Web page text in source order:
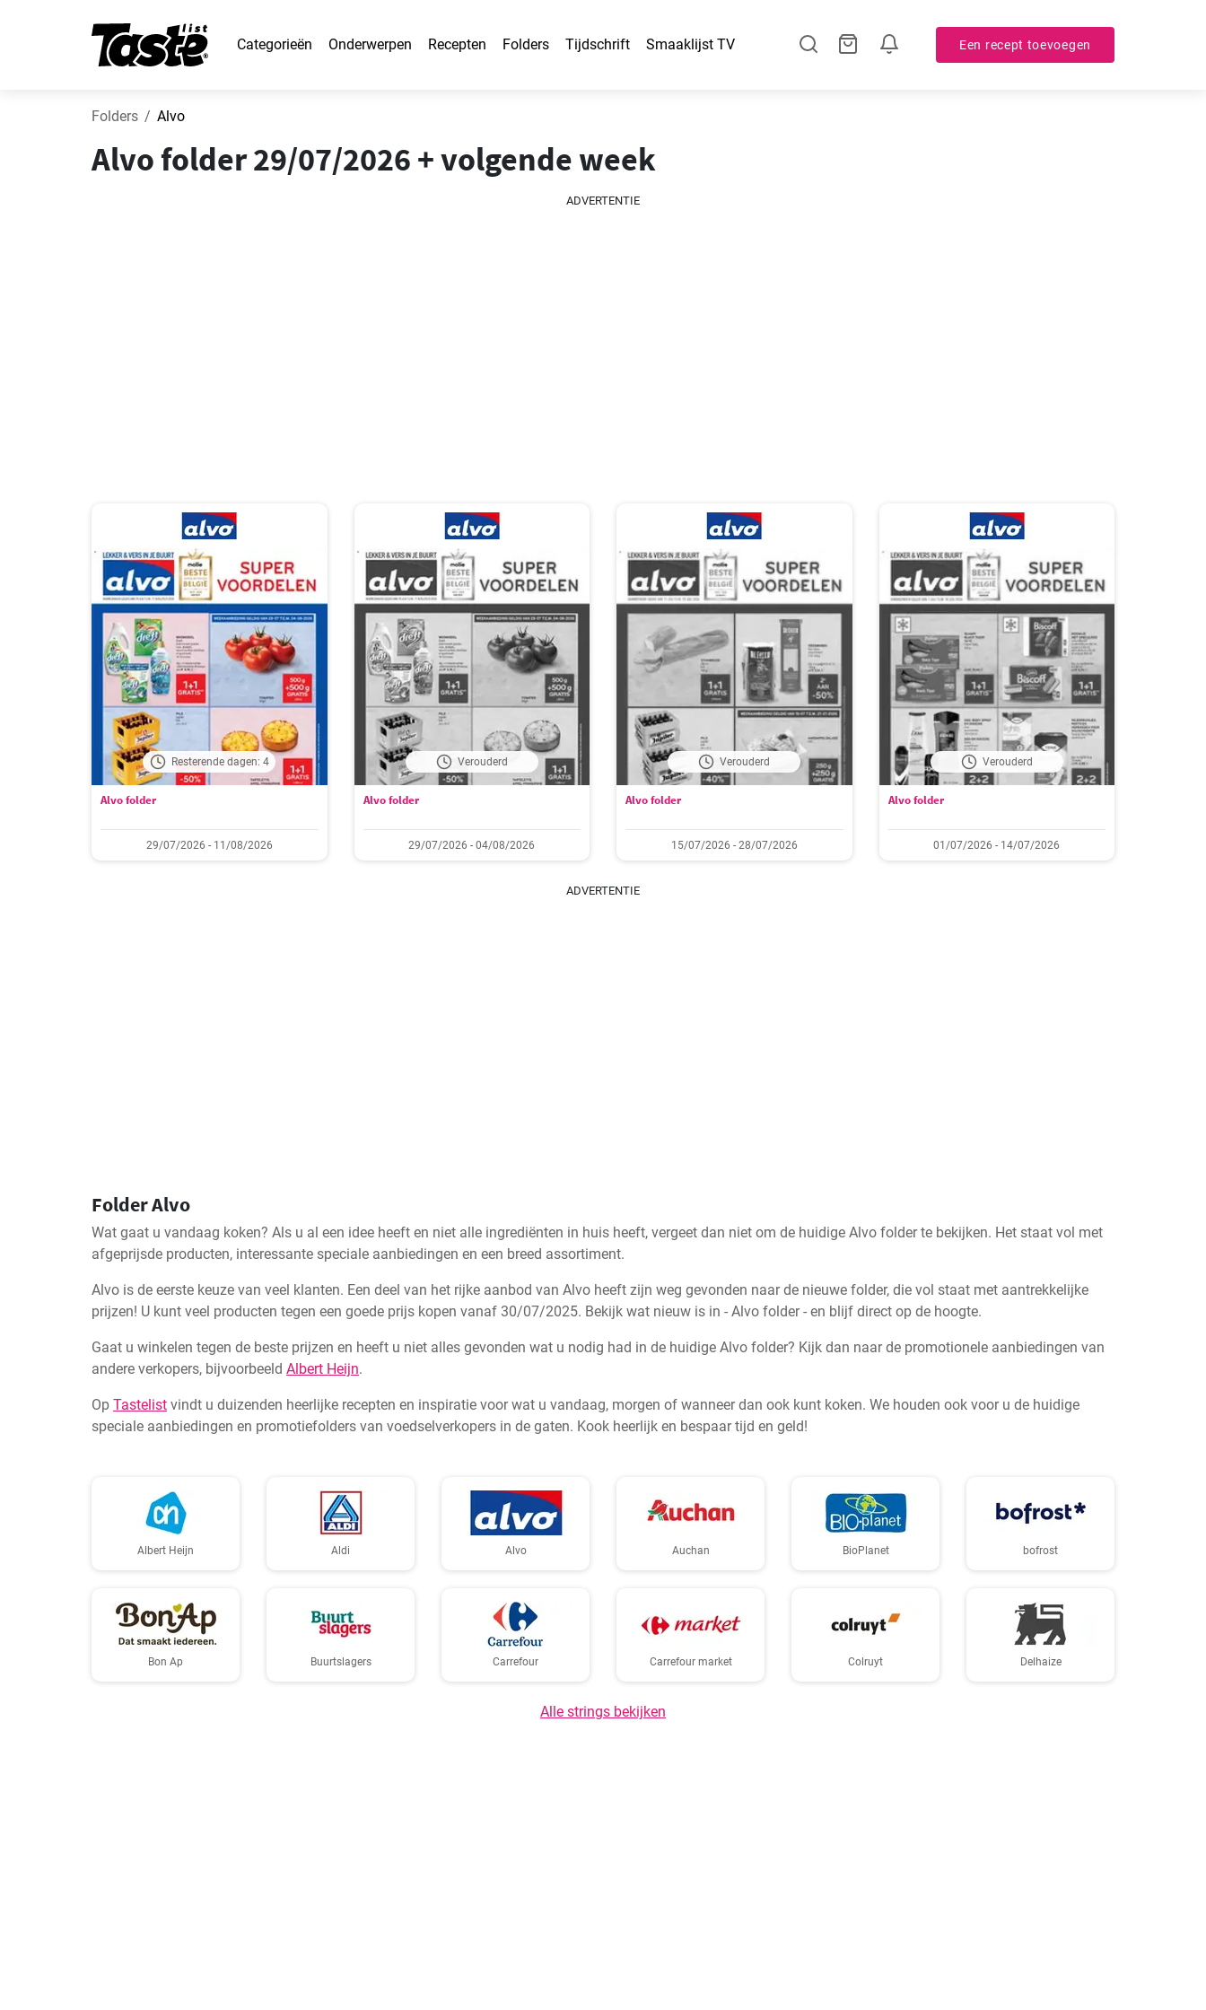
Categorieën Onderwerpen Recepten Folders Tijdschrift Smaaklijst TV Een recept toevoegen
Folders Alvo
Alvo folder 29/07/2026 + volgende week
ADVERTENTIE
Resterende dagen: 4
Alvo folder
29/07/2026 - 11/08/2026
Verouderd
Alvo folder
29/07/2026 - 04/08/2026
Verouderd
Alvo folder
15/07/2026 - 28/07/2026
Verouderd
Alvo folder
01/07/2026 - 14/07/2026
ADVERTENTIE
Folder Alvo
Wat gaat u vandaag koken? Als u al een idee heeft en niet alle ingrediënten in huis heeft, vergeet dan niet om de huidige Alvo folder te bekijken. Het staat vol met
afgeprijsde producten, interessante speciale aanbiedingen en een breed assortiment.
Alvo is de eerste keuze van veel klanten. Een deel van het rijke aanbod van Alvo heeft zijn weg gevonden naar de nieuwe folder, die vol staat met aantrekkelijke
prijzen! U kunt veel producten tegen een goede prijs kopen vanaf 30/07/2025. Bekijk wat nieuw is in - Alvo folder - en blijf direct op de hoogte.
Gaat u winkelen tegen de beste prijzen en heeft u niet alles gevonden wat u nodig had in de huidige Alvo folder? Kijk dan naar de promotionele aanbiedingen van
andere verkopers, bijvoorbeeld Albert Heijn.
Op Tastelist vindt u duizenden heerlijke recepten en inspiratie voor wat u vandaag, morgen of wanneer dan ook kunt koken. We houden ook voor u de huidige
speciale aanbiedingen en promotiefolders van voedselverkopers in de gaten. Kook heerlijk en bespaar tijd en geld!
Albert Heijn Aldi Alvo Auchan BioPlanet bofrost
Bon Ap Buurtslagers Carrefour Carrefour market Colruyt Delhaize
Alle strings bekijken